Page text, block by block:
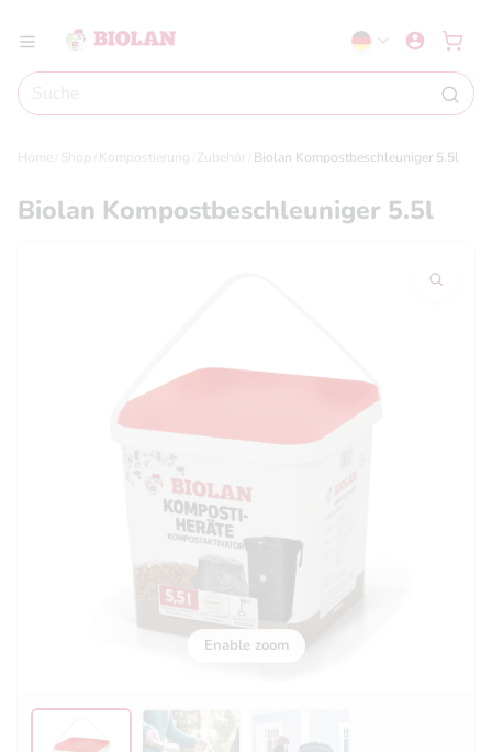
Home Shop Kompostierung Zubehör Biolan Kompostbeschleuniger 5.5l
Biolan Kompostbeschleuniger 5.5l
Enable zoom